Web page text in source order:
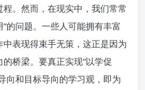
。然而，在现实中，我们常常
”的问题。一些人可能拥有丰富
表现得束手无策，这正是因为
桥梁。要真正实现“以学促
向和目标导向的学习观，即为